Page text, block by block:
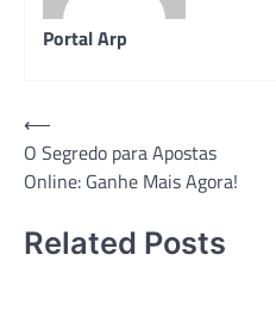
Portal Arp
Navegação
de
Post
⟵
O Segredo para Apostas
Online: Ganhe Mais Agora!
Related Posts